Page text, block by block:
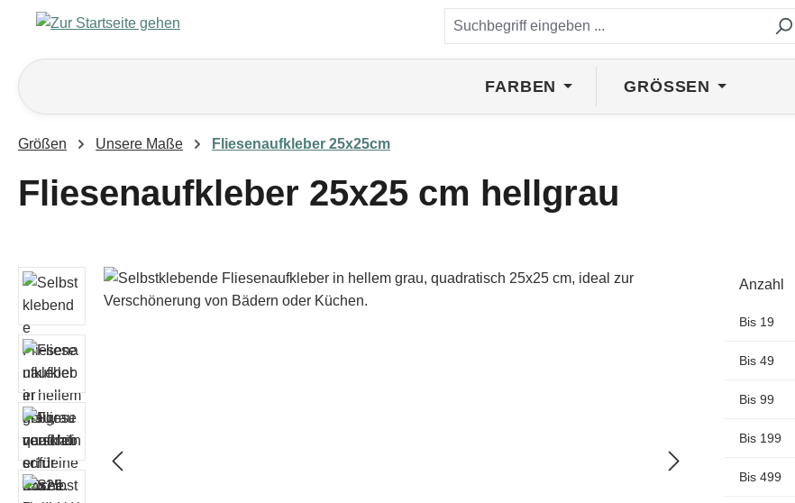
Hauptinhalt springen
Zur Suche springen
Zur Hauptnavigation springen
FARBEN GRÖSSEN
Größen Unsere Maße Fliesenaufkleber 25x25cm
Fliesenaufkleber 25x25 cm hellgrau
Bildergalerie überspringen Anzahl
Bis 19
Bis 49
Bis 99
Bis 199
Bis 499